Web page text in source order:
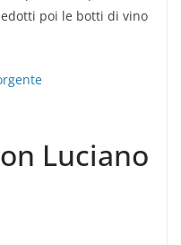
poi le botti di vino
Luciano